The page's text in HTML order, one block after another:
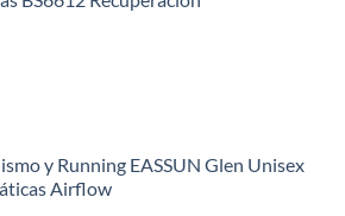
y Running EASSUN Glen Unisex
Airflow